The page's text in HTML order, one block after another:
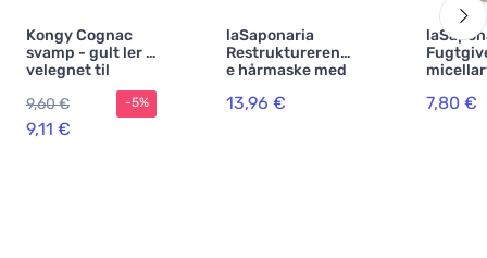
Kongy Cognac
svamp - gult ler -
velegnet til
9,60 €
9,11 €
-5%
laSaponaria
Restrukturerend
e hårmaske med
fytokeratin (200
13,96 €
(200
7,80 €